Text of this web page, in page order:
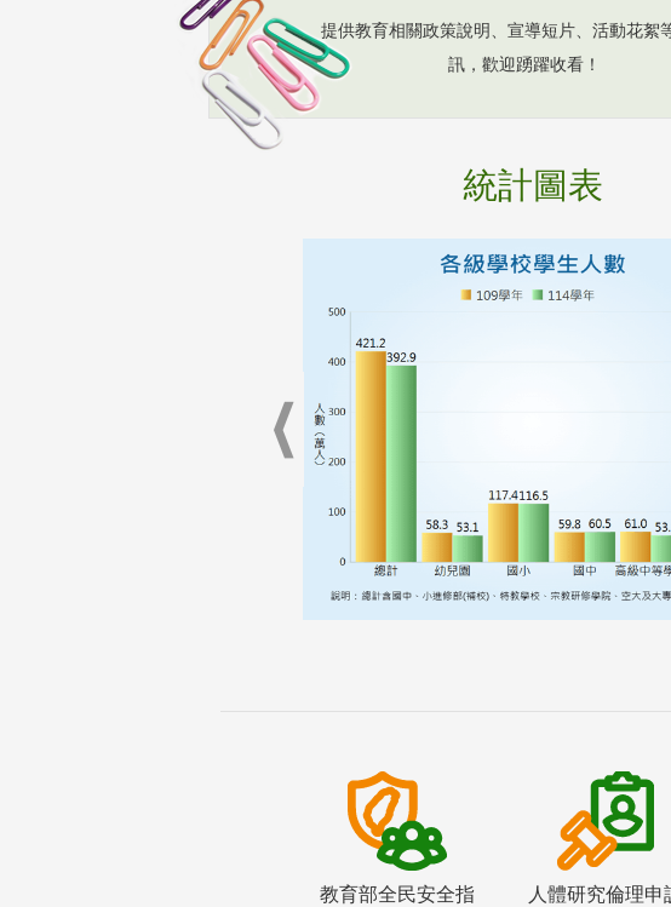
提供教育相關政策說明、宣導短片、活動花絮
訊，歡迎踴躍收看！
統計圖表
教育部全民安全指
人體研究倫理申